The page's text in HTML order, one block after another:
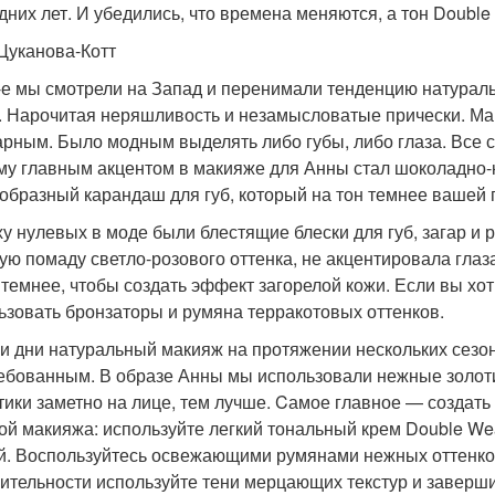
лет. И убедились, что времена меняются, а тон
Котт
мы смотрели на Запад и перенимали тенденцию
Нарочитая неряшливость и незамысловатые прически.
Было модным выделять либо губы, либо глаза. Все
главным акцентом в макияже для Анны стал шоколадно-
карандаш для губ, который на тон темнее
нулевых в моде были блестящие блески для губ, загар
помаду светло-розового оттенка, не акцентировала
чтобы создать эффект загорелой кожи. Если вы
бронзаторы и румяна терракотовых оттенков.
дни натуральный макияж на протяжении нескольких
В образе Анны мы использовали нежные
заметно на лице, тем лучше. Cамое главное —
макияжа: используйте легкий тональный крем Double
Воспользуйтесь освежающими румянами нежных
используйте тени мерцающих текстур и